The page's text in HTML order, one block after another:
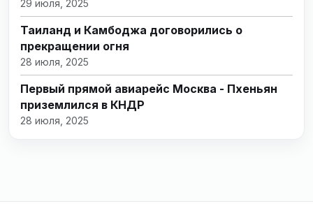
29 июля, 2025
Таиланд и Камбоджа договорились о
прекращении огня
28 июля, 2025
Первый прямой авиарейс Москва - Пхеньян
приземлился в КНДР
28 июля, 2025